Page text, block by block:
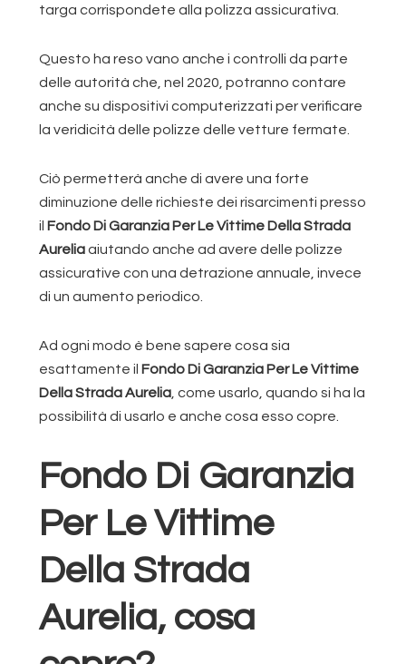
targa corrispondete alla polizza assicurativa.
Questo ha reso vano anche i controlli da parte
delle autorità che, nel 2020, potranno contare
anche su dispositivi computerizzati per verificare
la veridicità delle polizze delle vetture fermate.
Ciò permetterà anche di avere una forte
diminuzione delle richieste dei risarcimenti presso
il Fondo Di Garanzia Per Le Vittime Della Strada
Aureliaaiutando anche ad avere delle polizze
assicurative con una detrazione annuale, invece
di un aumento periodico.
Ad ogni modo è bene sapere cosa sia
esattamente il Fondo Di Garanzia Per Le Vittime
Della Strada Aurelia , come usarlo, quando si ha la
possibilità di usarlo e anche cosa esso copre.
Fondo Di Garanzia
Per Le Vittime
Della Strada
Aurelia, cosa